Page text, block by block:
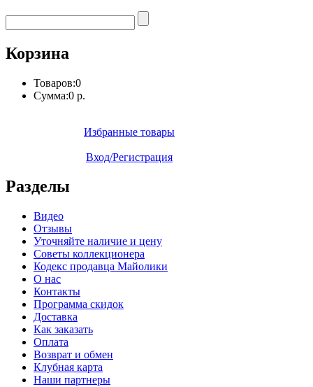
Корзина
Товаров:0
Сумма:0 р.
Избранные товары
Вход/Регистрация
Разделы
Видео
Отзывы
Уточняйте наличие и цену
Советы коллекционера
Кодекс продавца Майолики
О нас
Контакты
Программа скидок
Доставка
Как заказать
Оплата
Возврат и обмен
Клубная карта
Наши партнеры